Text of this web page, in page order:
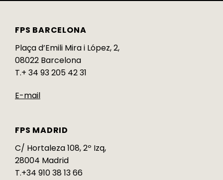
FPS BARCELONA
Plaça d’Emili Mira i López, 2,
08022 Barcelona
T.+ 34 93 205 42 31
E-mail
FPS MADRID
C/ Hortaleza 108, 2º Izq,
28004 Madrid
T.+34 910 38 13 66